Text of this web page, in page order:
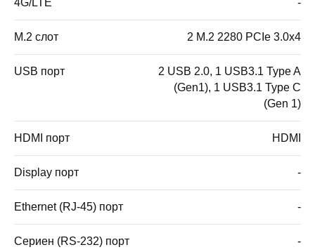
4G/LTE -
M.2 слот 2 M.2 2280 PCIe 3.0x4
USB порт
2 USB 2.0, 1 USB3.1 Type A
(Gen1), 1 USB3.1 Type C
(Gen 1)
HDMI порт HDMI
Display порт -
Ethernet (RJ-45) порт -
Сериен (RS-232) порт -